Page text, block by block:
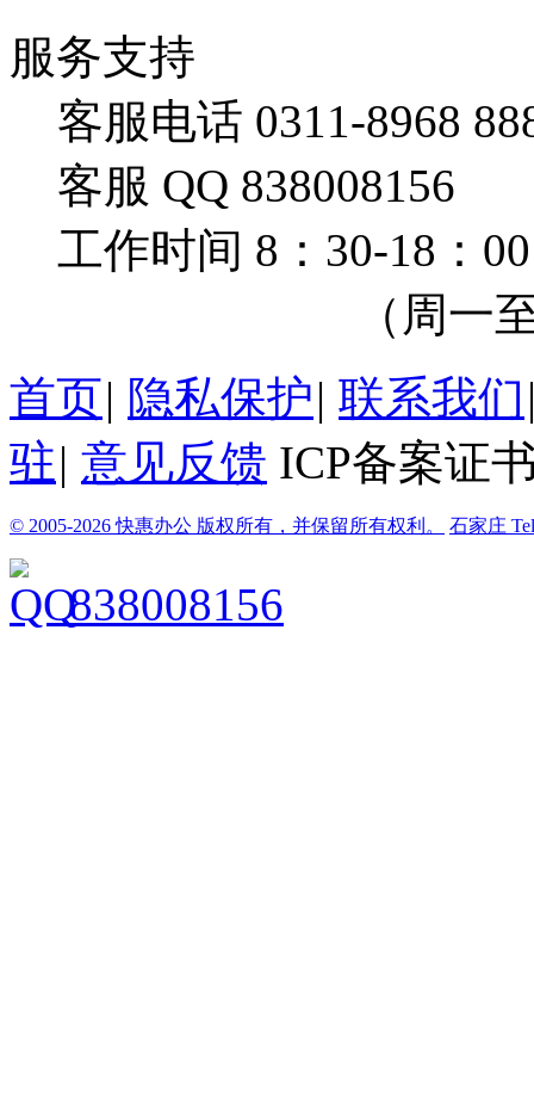
服务支持
客服电话 0311-8968
客服 QQ 838008156
工作时间 8：30-18：00
（周一至周
首页| 隐私保护| 联系我们
驻| 意见反馈 ICP备案证
© 2005-2026 快惠办公 版权所有，并保留所有权利。 石家庄
838008156